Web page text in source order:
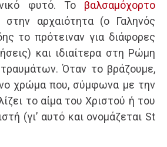
φυτό. Το βαλσαμόχορτο
στην αρχαιότητα (ο Γαληνός
το πρότειναν για διάφορες
και ιδιαίτερα στη Ρώμη
Όταν το βράζουμε,
χρώμα που, σύμφωνα με την
το αίμα του Χριστού ή του
(γι’ αυτό και ονομάζεται St